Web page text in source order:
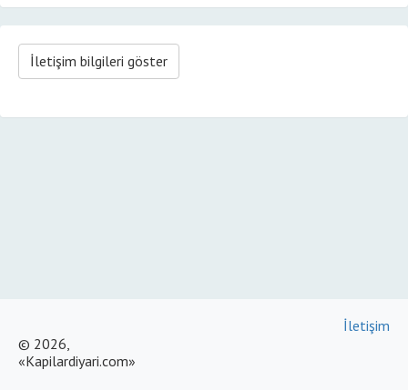
İletişim bilgileri göster
© 2026,
«Kapilardiyari.com»
İletişim